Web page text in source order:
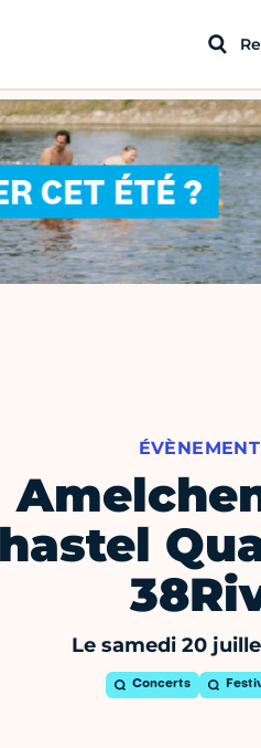
ÉVÈNEMENT
Le samedi 20
Concerts